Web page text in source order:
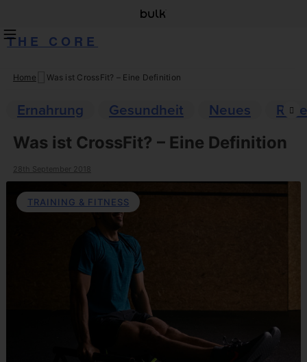
THE CORE
Skip
content
Home Was ist CrossFit? – Eine Definition
Ernahrung Gesundheit Neues
Was ist CrossFit? – Eine Definition
28th September 2018
TRAINING & FITNESS